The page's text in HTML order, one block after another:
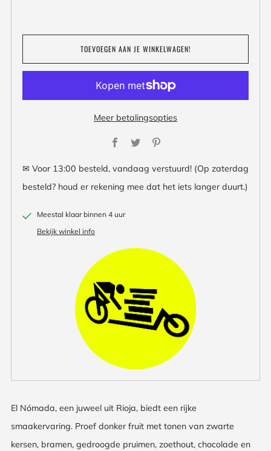
TOEVOEGEN AAN JE WINKELWAGEN!
Meer betalingsopties
Facebook
Twitter
✉ Voor 13:00 besteld, vandaag verstuurd! (Op zaterdag
besteld? houd er rekening mee dat het iets langer duurt.)
Meestal klaar binnen 4 uur
Bekijk winkel info
El Nómada, een juweel uit Rioja, biedt een rijke
smaakervaring. Proef donker fruit met tonen van zwarte
kersen, bramen, gedroogde pruimen, zoethout, chocolade en